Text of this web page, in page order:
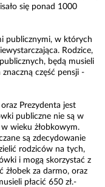
się ponad 1000
publicznymi, w których
Rodzice,
będą musieli
znaczną część pensji -
Prezydenta jest
publiczne nie są w
wieku żłobkowym.
są zdecydowanie
rodziców na tych,
i mogą skorzystać z
za darmo, oraz
płacić 650 zł.-